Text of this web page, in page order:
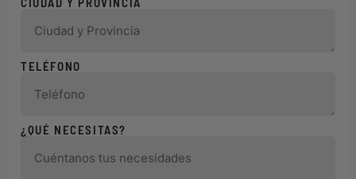
TELÉFONO
¿QUÉ NECESITAS?